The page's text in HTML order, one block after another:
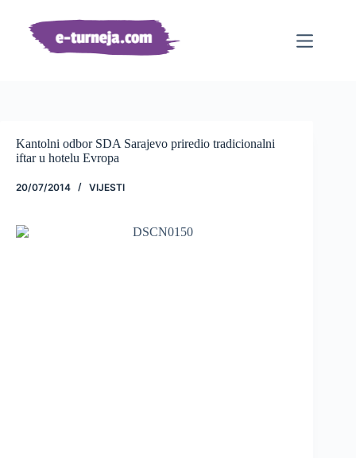
sadržaj
Kantolni odbor SDA Sarajevo priredio tradicionalni
iftar u hotelu Evropa
20/07/2014 VIJESTI